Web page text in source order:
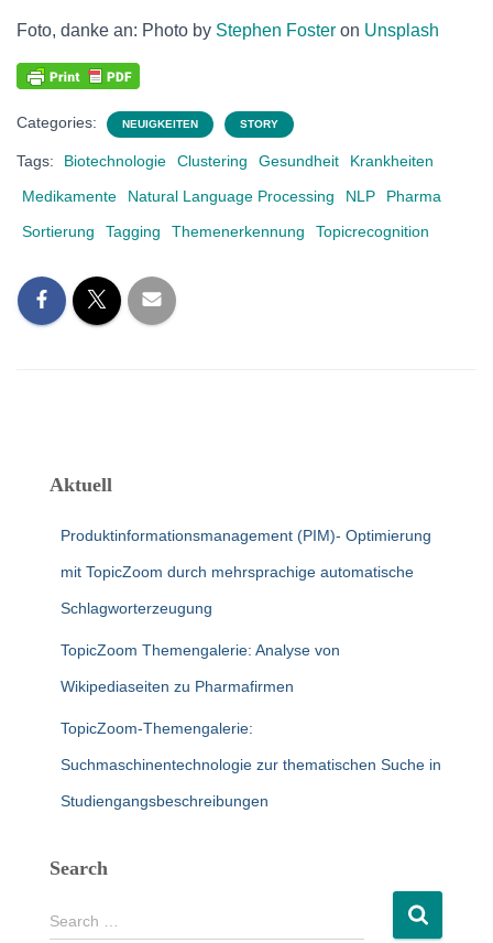
Foto, danke an: Photo by Stephen Foster on Unsplash
Categories: NEUIGKEITEN STORY
Tags: Biotechnologie Clustering Gesundheit
Krankheiten
Medikamente
Natural Language Processing NLP
Pharma
Sortierung
Tagging Themenerkennung Topicrecognition
Aktuell
Produktinformationsmanagement (PIM)- Optimierung
mit TopicZoom durch mehrsprachige automatische
Schlagworterzeugung
TopicZoom Themengalerie: Analyse von
Wikipediaseiten zu Pharmafirmen
TopicZoom-Themengalerie:
Suchmaschinentechnologie zur thematischen Suche in
Studiengangsbeschreibungen
Search
S
e
Search …